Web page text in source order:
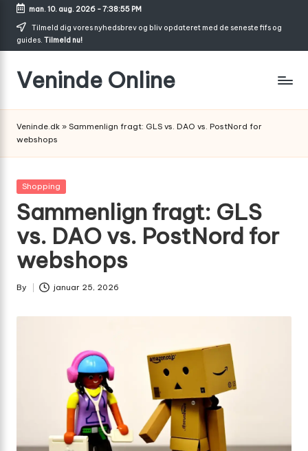
Skip
man. 10. aug. 2026-7:38:56 PM
Tilmeld dig vores nyhedsbrev og bliv opdateret med de seneste fifs og
guides. Tilmeld nu!
Veninde Online
Veninde.dk » Sammenlign fragt: GLS vs. DAO vs. PostNord for
webshops
Posted
Shopping
Sammenlign fragt: GLS
vs. DAO vs. PostNord for
webshops
Posted
By januar 25, 2026